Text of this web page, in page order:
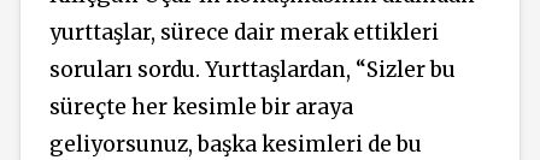
yurttaşlar, sürece dair merak ettikleri
soruları sordu. Yurttaşlardan, “Sizler bu
süreçte her kesimle bir araya
geliyorsunuz, başka kesimleri de bu